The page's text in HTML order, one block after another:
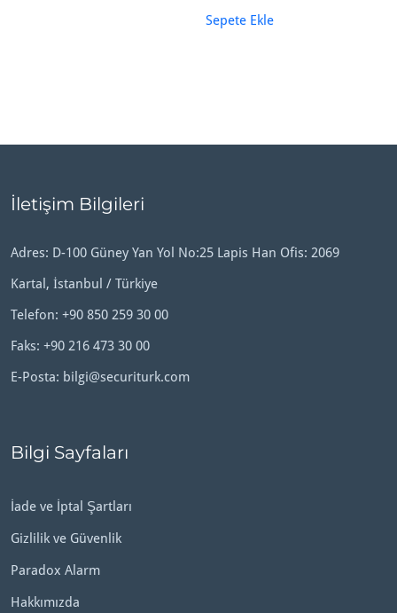
Sepete Ekle
İletişim Bilgileri
Adres: D-100 Güney Yan Yol No:25 Lapis Han Ofis: 2069
Kartal, İstanbul / Türkiye
Telefon: +90 850 259 30 00
Faks: +90 216 473 30 00
E-Posta: bilgi@securiturk.com
Bilgi Sayfaları
İade ve İptal Şartları
Gizlilik ve Güvenlik
Paradox Alarm
Hakkımızda